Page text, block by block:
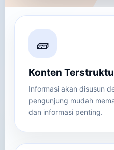
🧱
Konten
Informasi akan disusun
pengunjung mudah
dan informasi penting.